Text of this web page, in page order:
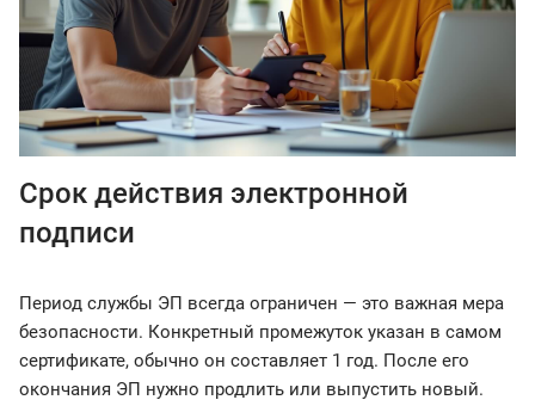
Срок действия электронной
подписи
Период службы ЭП всегда ограничен — это важная мера
безопасности. Конкретный промежуток указан в самом
сертификате, обычно он составляет 1 год. После его
окончания ЭП нужно продлить или выпустить новый.